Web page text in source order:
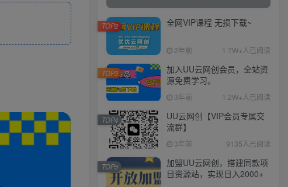
全网VIP课程 无损下载~
2年前 1.7W+人已阅读
TOP2
加入UU云网创会员，全站资
源免费学习。
3年前 1.2W+人已阅读
TOP3
UU云网创【VIP会员专属交
流群】
3年前 9135人已阅读
TOP4
加盟UU云网创，搭建同款项
目资源站，实现日入2000+
TOP5